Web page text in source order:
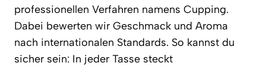
professionellen Verfahren namens Cupping.
Dabei bewerten wir Geschmack und Aroma
nach internationalen Standards. So kannst du
sicher sein: In jeder Tasse steckt